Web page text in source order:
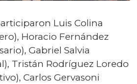
Luis Colina
Horacio Fernández
Gabriel Salvia
Tristán Rodríguez Loredo
Carlos Gervasoni